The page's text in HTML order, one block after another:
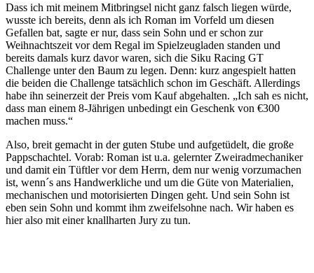
Dass ich mit meinem Mitbringsel nicht ganz falsch liegen würde,
wusste ich bereits, denn als ich Roman im Vorfeld um diesen
Gefallen bat, sagte er nur, dass sein Sohn und er schon zur
Weihnachtszeit vor dem Regal im Spielzeugladen standen und
bereits damals kurz davor waren, sich die Siku Racing GT
Challenge unter den Baum zu legen. Denn: kurz angespielt hatten
die beiden die Challenge tatsächlich schon im Geschäft. Allerdings
habe ihn seinerzeit der Preis vom Kauf abgehalten. „Ich sah es nicht,
dass man einem 8-Jährigen unbedingt ein Geschenk von €300
machen muss.“
Also, breit gemacht in der guten Stube und aufgetüdelt, die große
Pappschachtel. Vorab: Roman ist u.a. gelernter Zweiradmechaniker
und damit ein Tüftler vor dem Herrn, dem nur wenig vorzumachen
ist, wenn´s ans Handwerkliche und um die Güte von Materialien,
mechanischen und motorisierten Dingen geht. Und sein Sohn ist
eben sein Sohn und kommt ihm zweifelsohne nach. Wir haben es
hier also mit einer knallharten Jury zu tun.